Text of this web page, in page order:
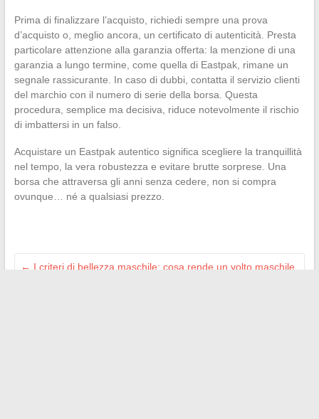
Prima di finalizzare l’acquisto, richiedi sempre una prova
d’acquisto o, meglio ancora, un certificato di autenticità. Presta
particolare attenzione alla garanzia offerta: la menzione di una
garanzia a lungo termine, come quella di Eastpak, rimane un
segnale rassicurante. In caso di dubbi, contatta il servizio clienti
del marchio con il numero di serie della borsa. Questa
procedura, semplice ma decisiva, riduce notevolmente il rischio
di imbattersi in un falso.
Acquistare un Eastpak autentico significa scegliere la tranquillità
nel tempo, la vera robustezza e evitare brutte sorprese. Una
borsa che attraversa gli anni senza cedere, non si compra
ovunque… né a qualsiasi prezzo.
← I criteri di bellezza maschile: cosa rende un volto maschile